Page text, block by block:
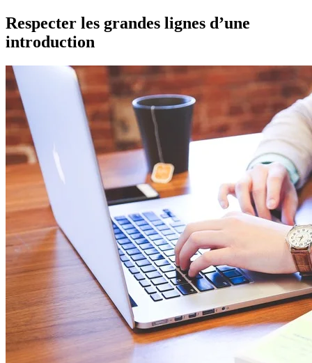
Respecter les grandes lignes d’une
introduction